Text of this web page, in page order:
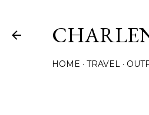
HOME TRAVEL